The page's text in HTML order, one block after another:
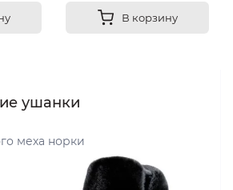
В корзину
ушанки
меха норки